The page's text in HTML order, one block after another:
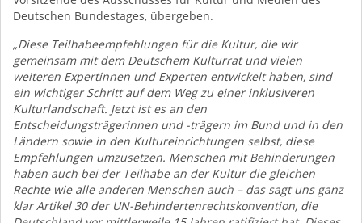
Deutschen Bundestages, übergeben.
„Diese Teilhabeempfehlungen für die Kultur, die wir
gemeinsam mit dem Deutschem Kulturrat und vielen
weiteren Expertinnen und Experten entwickelt haben, sind
ein wichtiger Schritt auf dem Weg zu einer inklusiveren
Kulturlandschaft. Jetzt ist es an den
Entscheidungsträgerinnen und -trägern im Bund und in den
Ländern sowie in den Kultureinrichtungen selbst, diese
Empfehlungen umzusetzen. Menschen mit Behinderungen
haben auch bei der Teilhabe an der Kultur die gleichen
Rechte wie alle anderen Menschen auch – das sagt uns ganz
klar Artikel 30 der UN-Behindertenrechtskonvention, die